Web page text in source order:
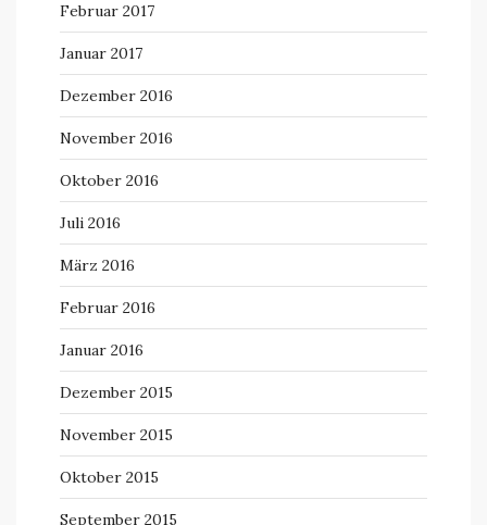
Februar 2017
Januar 2017
Dezember 2016
November 2016
Oktober 2016
Juli 2016
März 2016
Februar 2016
Januar 2016
Dezember 2015
November 2015
Oktober 2015
September 2015